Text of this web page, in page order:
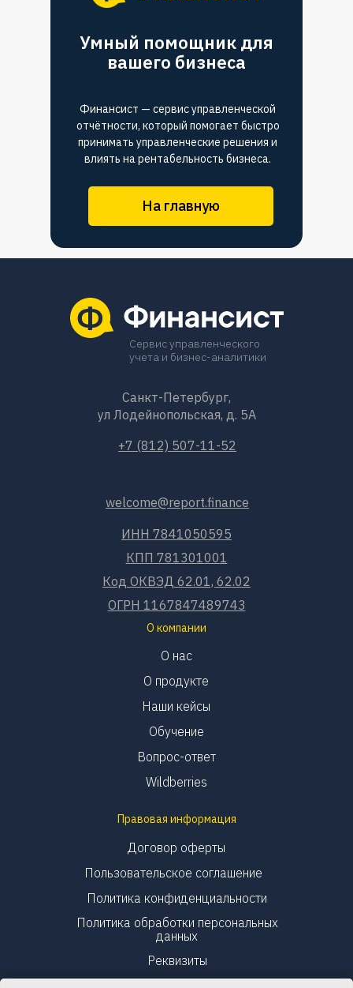
На главную
Умный помощник для
вашего бизнеса
Финансист — сервис управленческой
отчётности, который помогает быстро
принимать управленческие решения и
влиять на рентабельность бизнеса.
Сервис управленческого
учета и бизнес-аналитики
О компании
+7 (812) 507-11-52
Санкт-Петербург,
ул Лодейнопольская, д. 5А
welcome@report.finance
О нас
О продукте
Наши кейсы
Обучение
Вопрос-ответ
Правовая информация
Договор оферты
Пользовательское соглашение
Политика конфиденциальности
Политика обработки персональных
данных
Wildberries
ИНН 7841050595
Реквизиты
КПП 781301001
Код ОКВЭД 62.01, 62.02
ОГРН 1167847489743